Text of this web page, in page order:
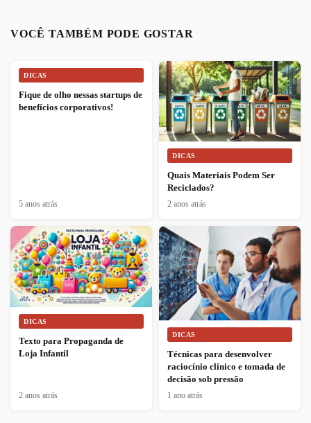
VOCÊ TAMBÉM PODE GOSTAR
DICAS
Fique de olho nessas startups de
benefícios corporativos!
5 anos atrás
DICAS
Quais Materiais Podem Ser
Reciclados?
2 anos atrás
DICAS
Texto para Propaganda de
Loja Infantil
2 anos atrás
DICAS
Técnicas para desenvolver
raciocínio clínico e tomada de
decisão sob pressão
1 ano atrás